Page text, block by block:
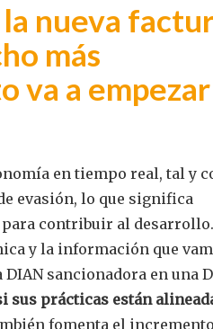
nueva
más
va a empezar
en tiempo real, tal y
evasión, lo que significa
contribuir al desarrollo.
y la información que
sancionadora en una
sus prácticas están
fomenta el